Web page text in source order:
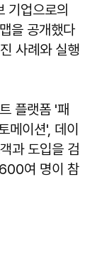
기업으로의
을 공개했다
사례와 실행
플랫폼 '패
메이션', 데이
과 도입을 검
여 명이 참